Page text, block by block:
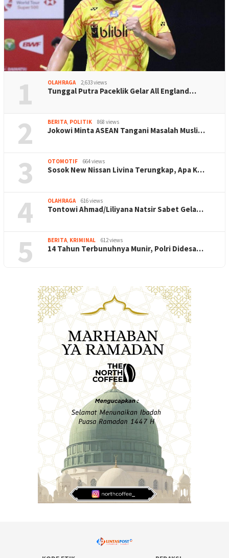
1 OLAHRAGA 2,633 views
Tunggal Putra Paceklik Gelar All England…
2 BERITA POLITIK 868 views
Jokowi Minta ASEAN Tangani Masalah Musli…
3 OTOMOTIF 664 views
Sosok New Nissan Livina Terungkap, Apa K…
4 OLAHRAGA 616 views
Tontowi Ahmad/Liliyana Natsir Sabet Gela…
5 BERITA KRIMINAL 612 views
14 Tahun Terbunuhnya Munir, Polri Didesa…